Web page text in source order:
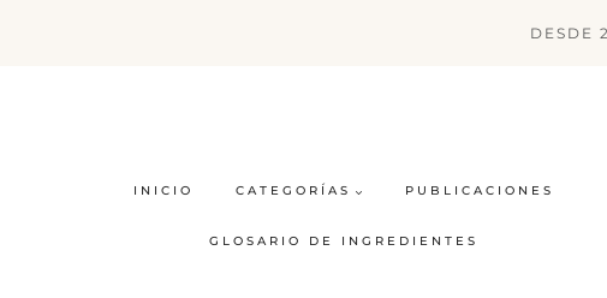
DESDE
INICIO CATEGORÍAS PUBLICACIONES
GLOSARIO DE INGREDIENTES